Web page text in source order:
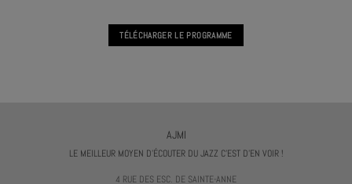
TÉLÉCHARGER LE PROGRAMME
AJMI
LE MEILLEUR MOYEN D'ÉCOUTER DU JAZZ C'EST D'EN VOIR !
4 RUE DES ESC. DE SAINTE-ANNE